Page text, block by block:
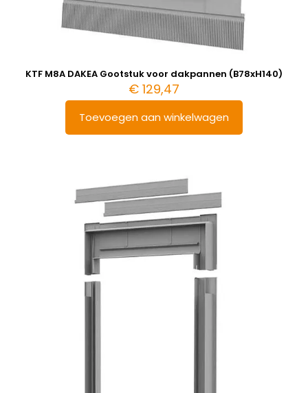
KTF M8A DAKEA Gootstuk voor dakpannen (B78xH140)
€ 129,47
Toevoegen aan winkelwagen